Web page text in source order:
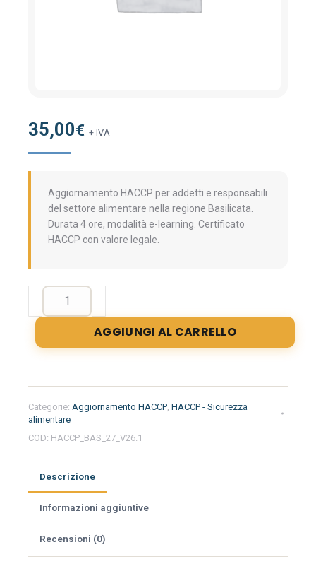
35,00€ + IVA
Aggiornamento HACCP per addetti e responsabili
del settore alimentare nella regione Basilicata.
Durata 4 ore, modalità e-learning. Certificato
HACCP con valore legale.
Aggiornamento
formazione
per
addetti
del
settore
alimentare
nella
quantità
AGGIUNGI AL CARRELLO
Categorie: Aggiornamento HACCP, HACCP - Sicurezza
alimentare
COD: HACCP_BAS_27_V26.1
Descrizione
Informazioni aggiuntive
Recensioni (0)